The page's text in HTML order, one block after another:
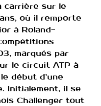
carrière sur le
où il remporte
à Roland-
marqués par
le circuit ATP à
début d’une
Initialement, il se
Challenger tout